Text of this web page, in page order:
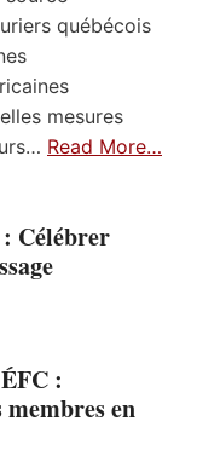
québécois
mesures
Read More…
Célébrer
:
en